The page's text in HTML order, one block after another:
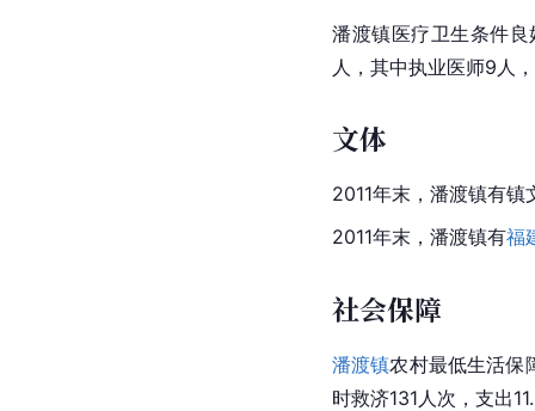
潘渡镇医疗卫生条件
人，其中执业医师9人，
文体
2011年末，潘渡镇有镇
2011年末，潘渡镇有福
社会保障
潘渡镇农村最低生活保
时救济131人次，支出